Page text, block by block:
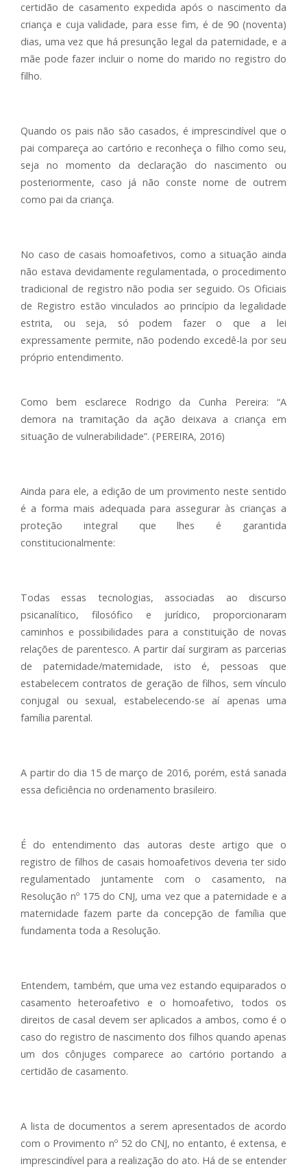
certidão de casamento expedida após o nascimento da
criança e cuja validade, para esse fim, é de 90 (noventa)
dias, uma vez que há presunção legal da paternidade, e a
mãe pode fazer incluir o nome do marido no registro do
filho.
Quando os pais não são casados, é imprescindível que o
pai compareça ao cartório e reconheça o filho como seu,
seja no momento da declaração do nascimento ou
posteriormente, caso já não conste nome de outrem
como pai da criança.
No caso de casais homoafetivos, como a situação ainda
não estava devidamente regulamentada, o procedimento
tradicional de registro não podia ser seguido. Os Oficiais
de Registro estão vinculados ao princípio da legalidade
estrita, ou seja, só podem fazer o que a lei
expressamente permite, não podendo excedê-la por seu
próprio entendimento.
Como bem esclarece Rodrigo da Cunha Pereira: “A
demora na tramitação da ação deixava a criança em
situação de vulnerabilidade”. (PEREIRA, 2016)
Ainda para ele, a edição de um provimento neste sentido
é a forma mais adequada para assegurar às crianças a
proteção integral que lhes é garantida
constitucionalmente:
Todas essas tecnologias, associadas ao discurso
psicanalítico, filosófico e jurídico, proporcionaram
caminhos e possibilidades para a constituição de novas
relações de parentesco. A partir daí surgiram as parcerias
de paternidade/maternidade, isto é, pessoas que
estabelecem contratos de geração de filhos, sem vínculo
conjugal ou sexual, estabelecendo-se aí apenas uma
família parental.
A partir do dia 15 de março de 2016, porém, está sanada
essa deficiência no ordenamento brasileiro.
É do entendimento das autoras deste artigo que o
registro de filhos de casais homoafetivos deveria ter sido
regulamentado juntamente com o casamento, na
Resolução nº 175 do CNJ, uma vez que a paternidade e a
maternidade fazem parte da concepção de família que
fundamenta toda a Resolução.
Entendem, também, que uma vez estando equiparados o
casamento heteroafetivo e o homoafetivo, todos os
direitos de casal devem ser aplicados a ambos, como é o
caso do registro de nascimento dos filhos quando apenas
um dos cônjuges comparece ao cartório portando a
certidão de casamento.
A lista de documentos a serem apresentados de acordo
com o Provimento nº 52 do CNJ, no entanto, é extensa, e
imprescindível para a realização do ato. Há de se entender